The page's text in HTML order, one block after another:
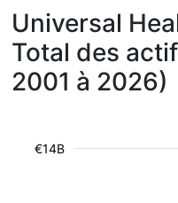
Universal
Total des
2001 à 2026)
€14B